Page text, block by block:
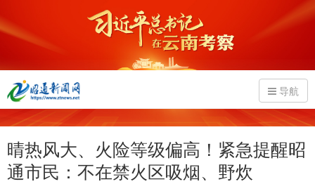
导航
晴热风大、火险等级偏高！紧急提醒昭
通市民：不在禁火区吸烟、野炊